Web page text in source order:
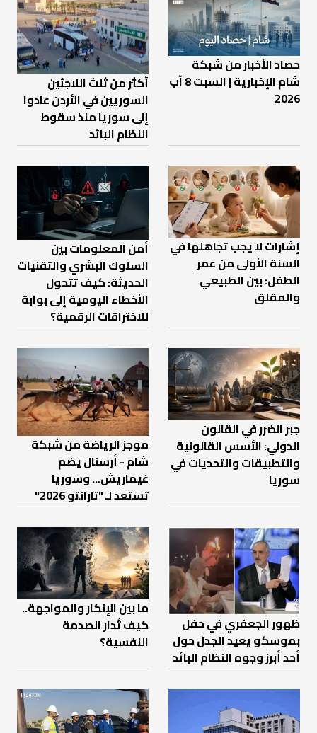
حصاد الأخبار من شبكة
شام الإخبارية | السبت 8 آب
2026
أكثر من ثلث اللاجئين
السوريين في الأردن عادوا
إلى سوريا منذ سقوط
النظام البائد
إشارات لا يجب تجاهلها في
السنة الأولى من عمر
الطفل: بين الطبيعي
والمقلق
أمن المعلومات بين
السلوك البشري والتقنيات
الحديثة: كيف تتحول
الأخطاء اليومية إلى بوابة
للاختراقات الرقمية؟
جبر الضرر في القانون
الدولي: الأسس القانونية
والتطبيقات والتحديات في
سوريا
موجز الرياضة من شبكة
شام - أرسنال يضم
غيماريش... وسوريا
تستعد لـ "تارانتو 2026"
ظهور الجعفري في حفل
بموسكو يعيد الجدل حول
أحد أبرز وجوه النظام البائد
ما بين الإنكار والمواجهة..
كيف تُدار الصدمة
النفسية؟